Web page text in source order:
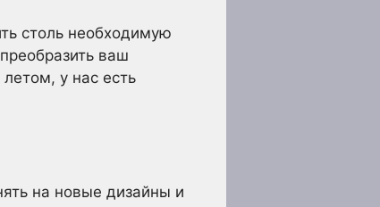
столь необходимую
ваш
у нас есть
на новые дизайны и